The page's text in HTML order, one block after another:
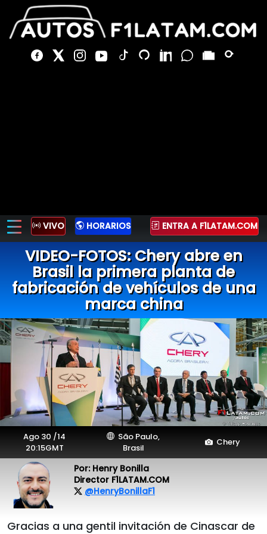
VIVO HORARIOS ENTRA A F1LATAM.COM
VIDEO-FOTOS: Chery abre en
Brasil la primera planta de
fabricación de vehículos de una
marca china
Ago 30 /14
20:15GMT
São Paulo,
Brasil
Chery
Por: Henry Bonilla
Director F1LATAM.COM
@HenryBonillaF1
Gracias a una gentil invitación de Cinascar de